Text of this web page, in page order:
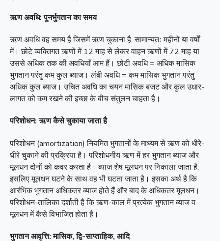
ऋण अवधि: पुनर्भुगतान का समय
ऋण अवधि वह समय है जिसमें ऋण चुकाना है, सामान्यतः महीनों या वर्षों
में। छोटे व्यक्तिगत ऋणों में 12 माह से लेकर वाहन ऋणों में 72 माह या
उससे अधिक तक की अवधियाँ आम हैं। छोटी अवधि = अधिक मासिक
भुगतान परंतु कम कुल ब्याज। लंबी अवधि = कम मासिक भुगतान परंतु
अधिक कुल ब्याज। उचित अवधि का चयन मासिक बजट और कुल उधार-
लागत को कम रखने की इच्छा के बीच संतुलन चाहता है।
परिशोधन: ऋण कैसे चुकाया जाता है
परिशोधन (amortization) नियमित भुगतानों के माध्यम से ऋण को धीरे-
धीरे चुकाने की प्रक्रिया है। परिशोधनीय ऋण में हर भुगतान ब्याज और
मूलधन दोनों को कवर करता है। ब्याज शेष मूलधन पर निकाला जाता है,
इसलिए मूलधन घटने के साथ वह भी घटता जाता है। इसका अर्थ है कि
आरंभिक भुगतान अधिकतर ब्याज होते हैं और बाद के अधिकतर मूलधन।
परिशोधन-तालिका दर्शाती है कि ऋण-काल में प्रत्येक भुगतान ब्याज व
मूलधन में कैसे विभाजित होता है।
भुगतान आवृत्ति: मासिक, द्वि-साप्ताहिक, आदि